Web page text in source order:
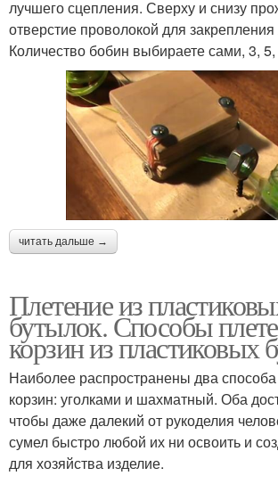
лучшего сцепления. Сверху и снизу
отверстие проволокой для
Количество бобин выбираете сами, 3, 5,
читать дальше →
Плетение из
бутылок. Способы
корзин из пластиковых
Наиболее распространены два
корзин: уголками и шахматный. Оба
чтобы даже далекий от рукоделия
сумел быстро любой их ни освоить и
для хозяйства изделие.